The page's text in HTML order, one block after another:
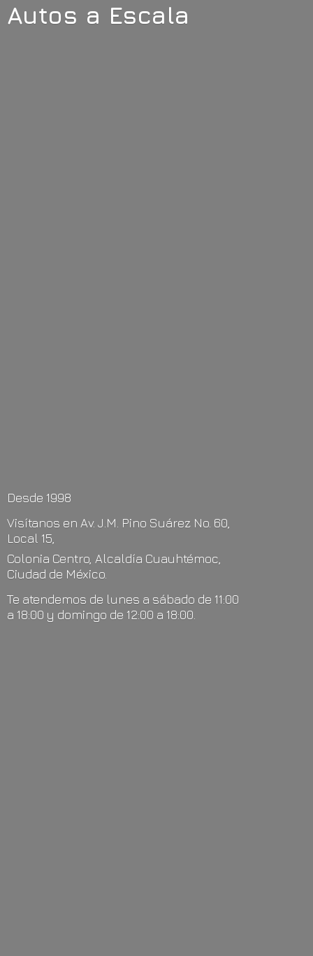
Autos a Escala
Desde 1998
Visítanos en Av. J.M. Pino Suárez No. 60,
Local 15,
Colonia Centro, Alcaldía Cuauhtémoc,
Ciudad de México.
Te atendemos de lunes a sábado de 11:00
a 18:00 y domingo de 12:00 a 18:00.